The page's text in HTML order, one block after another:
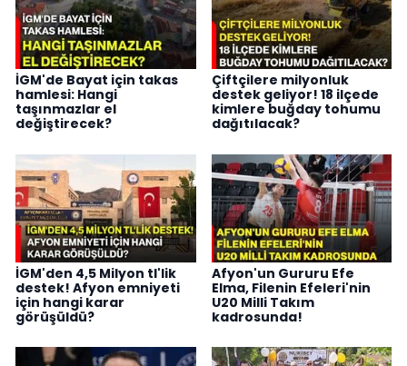
İGM'de Bayat için takas
hamlesi: Hangi
taşınmazlar el
değiştirecek?
Çiftçilere milyonluk
destek geliyor! 18 ilçede
kimlere buğday tohumu
dağıtılacak?
İGM'den 4,5 Milyon tl'lik
destek! Afyon emniyeti
için hangi karar
görüşüldü?
Afyon'un Gururu Efe
Elma, Filenin Efeleri'nin
U20 Milli Takım
kadrosunda!